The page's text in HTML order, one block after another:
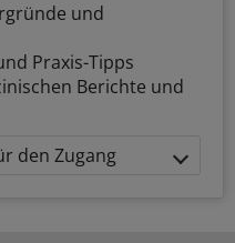
und
Praxis-Tipps
Berichte und
den Zugang